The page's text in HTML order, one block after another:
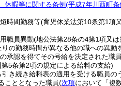
休暇等に関する条例(平成7年川西町
時間勤務等(育児休業法第10条第1項
職員異動(地公法第28条の4第1項又
の勤務時間が異なる他の職への異動
承認を得てその号給を決定された職員
5条第2項の規定による給料の支給)
き続き給料表の適用を受ける職員の
こととなった職員(次項において「複